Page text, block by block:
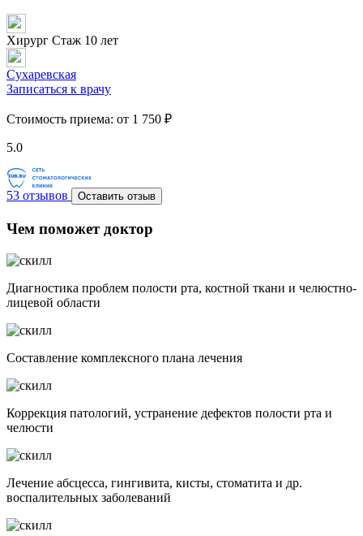
Хирург Стаж 10 лет
Сухаревская
Записаться к врачу
Стоимость приема: от 1 750 ₽
5.0
53 отзывов Оставить отзыв
Чем поможет доктор
Диагностика проблем полости рта, костной ткани и челюстно-
лицевой области
Составление комплексного плана лечения
Коррекция патологий, устранение дефектов полости рта и
челюсти
Лечение абсцесса, гингивита, кисты, стоматита и др.
воспалительных заболеваний